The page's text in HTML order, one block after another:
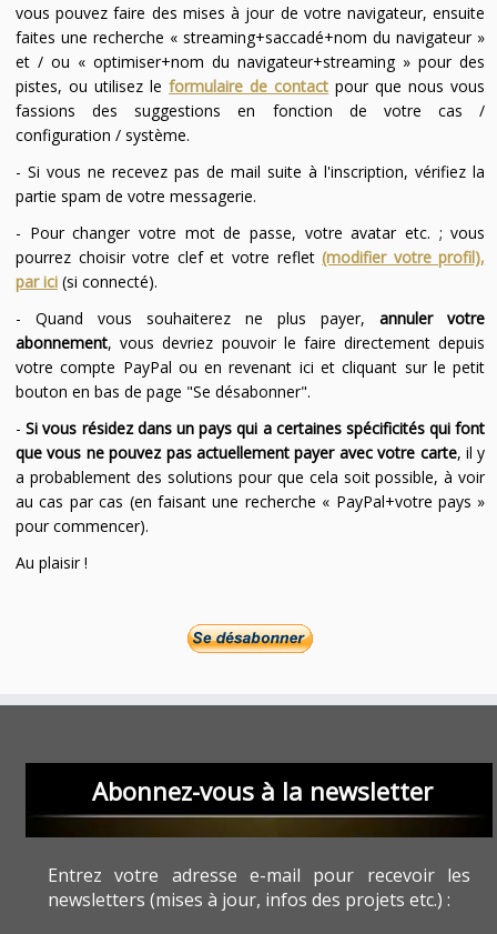
vous pouvez faire des mises à jour de votre navigateur, ensuite
faites une recherche « streaming+saccadé+nom du navigateur »
et / ou « optimiser+nom du navigateur+streaming » pour des
pistes, ou utilisez leformulaire de contact pour que nous vous
fassions des suggestions en fonction de votre cas /
configuration / système.
- Si vous ne recevez pas de mail suite à l'inscription, vérifiez la
partie spam de votre messagerie.
- Pour changer votre mot de passe, votre avatar etc. ; vous
pourrez choisir votre clef et votre reflet(modifier votre profil),
par ici(si connecté).
- Quand vous souhaiterez ne plus payer,annuler votre
abonnement, vous devriez pouvoir le faire directement depuis
votre compte PayPal ou en revenant ici et cliquant sur le petit
bouton en bas de page "Se désabonner".
-Si vous résidez dans un pays qui a certaines spécificités qui font
que vous ne pouvez pas actuellement payer avec votre carte, il y
a probablement des solutions pour que cela soit possible, à voir
au cas par cas (en faisant une recherche « PayPal+votre pays »
pour commencer).
Au plaisir !
Abonnez-vous à la newsletter
Entrez votre adresse e-mail pour recevoir les
newsletters (mises à jour, infos des projets etc.) :